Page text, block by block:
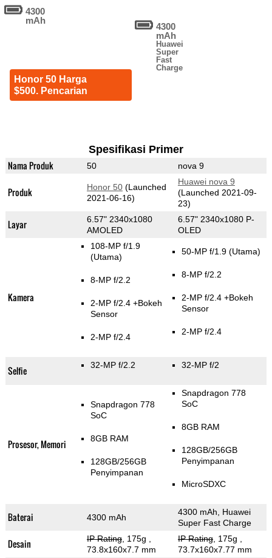
4300
mAh
Honor 50 Harga
$500. Pencarian
4300
mAh
Huawei
Super
Fast
Charge
Spesifikasi Primer
Nama Produk 50 nova 9
Produk Honor 50(Launched
2021-06-16)
Huawei nova 9
(Launched 2021-09-
23)
Layar
6.57" 2340x1080
AMOLED
6.57" 2340x1080 P-
OLED
Kamera
108-MP f/1.9
(Utama)
8-MP f/2.2
2-MP f/2.4 +Bokeh
Sensor
2-MP f/2.4
50-MP f/1.9 (Utama)
8-MP f/2.2
2-MP f/2.4 +Bokeh
Sensor
2-MP f/2.4
Selfie 32-MP f/2.2 32-MP f/2
Prosesor, Memori
Snapdragon 778
SoC
8GB RAM
128GB/256GB
Penyimpanan
Snapdragon 778
SoC
8GB RAM
128GB/256GB
Penyimpanan
MicroSDXC
Baterai 4300 mAh
4300 mAh, Huawei
Super Fast Charge
Desain IP Rating, 175g
73.8x160x7.7 mm
IP Rating, 175g
73.7x160x7.77 mm